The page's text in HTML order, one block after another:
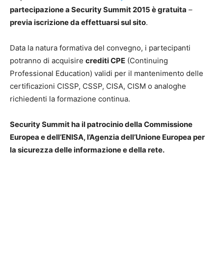
partecipazione a Security Summit 2015 è gratuita –
previa iscrizione da effettuarsi sul sito.
Data la natura formativa del convegno, i partecipanti
potranno di acquisire crediti CPE (Continuing
Professional Education) validi per il mantenimento delle
certificazioni CISSP, CSSP, CISA, CISM o analoghe
richiedenti la formazione continua.
Security Summit ha il patrocinio della Commissione
Europea e dell’ENISA, l’Agenzia dell’Unione Europea per
la sicurezza delle informazione e della rete.